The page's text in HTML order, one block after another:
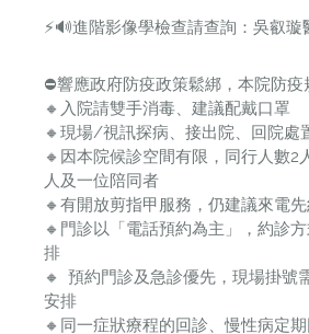
⚡️🔊進階影像學檢查請查詢：吳叡璇
⛔️響應政府防疫政策鬆綁，本院防疫
🔸入院請雙手消毒、建議配戴口罩
🔸現場/視訊探病、接出院、回院處
🔸因本院候診空間有限，同行人數2
人及一位陪同者
🔸有開放剪指甲服務，仍建議來電
🔸門診以「電話預約為主」，約診
排
🔸 預約門診及急診優先，現場掛號
安排
🔸同一症狀療程的回診、慢性病定